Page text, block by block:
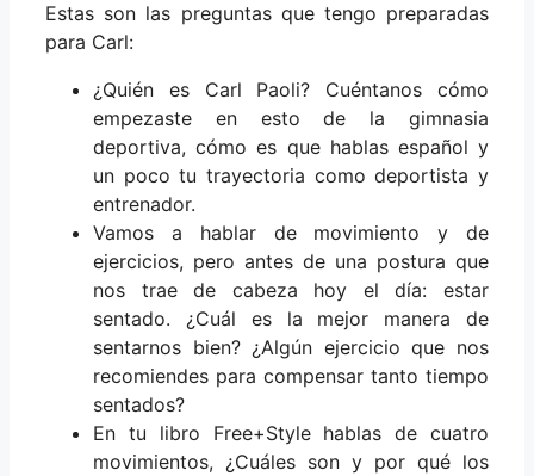
Estas son las preguntas que tengo preparadas
para Carl:
¿Quién es Carl Paoli? Cuéntanos cómo
empezaste en esto de la gimnasia
deportiva, cómo es que hablas español y
un poco tu trayectoria como deportista y
entrenador.
Vamos a hablar de movimiento y de
ejercicios, pero antes de una postura que
nos trae de cabeza hoy el día: estar
sentado. ¿Cuál es la mejor manera de
sentarnos bien? ¿Algún ejercicio que nos
recomiendes para compensar tanto tiempo
sentados?
En tu libro Free+Style hablas de cuatro
movimientos, ¿Cuáles son y por qué los